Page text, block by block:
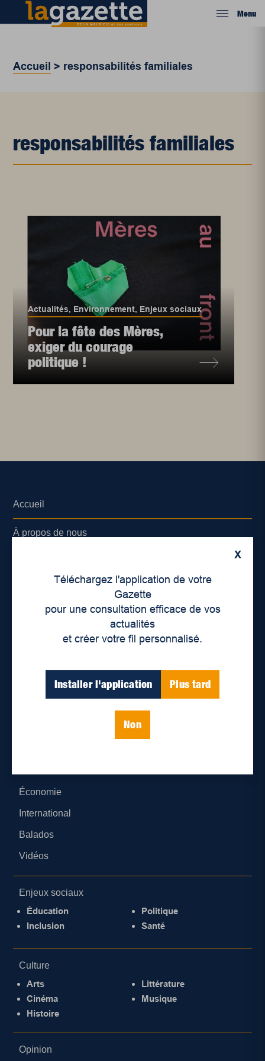
Menu
Accueil > responsabilités familiales
responsabilités familiales
Actualités, Environnement, Enjeux sociaux
Pour la fête des Mères,
exiger du courage
politique !
X
Téléchargez l'application de votre
Gazette
pour une consultation efficace de vos
actualités
et créer votre fil personnalisé.
Installer l'application Plus tard
Non
Accueil
À propos de nous
Lieux de distribution
Économie
International
Balados
Vidéos
Enjeux sociaux
Éducation
Inclusion
Politique
Santé
Culture
Arts
Cinéma
Histoire
Littérature
Musique
Opinion